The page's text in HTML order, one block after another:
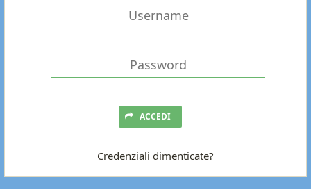
ACCEDI
Credenziali dimenticate?